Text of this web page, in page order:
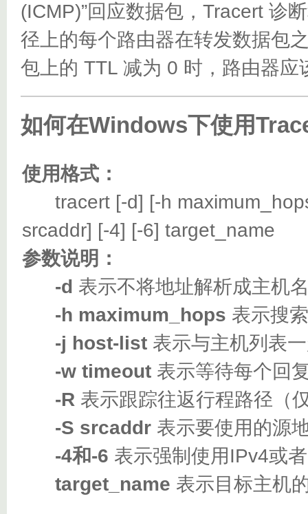
(ICMP)”回应数据包，Tracert 诊
径上的每个路由器在转发数据包
包上的 TTL 减为 0 时，路由器应
如何在Windows下使用
使用格式：
tracert [-d] [-h
srcaddr] [-4] [-6] target_name
参数说明：
-d 表示不将地址解析成主机
-h maximum_hops 表示搜
-j host-list 表示与主机列表
-w timeout 表示等待每个回
-R 表示跟踪往返行程路径（
-S srcaddr 表示要使用的源
-4和-6 表示强制使用IPv4或
target_name 表示目标主机